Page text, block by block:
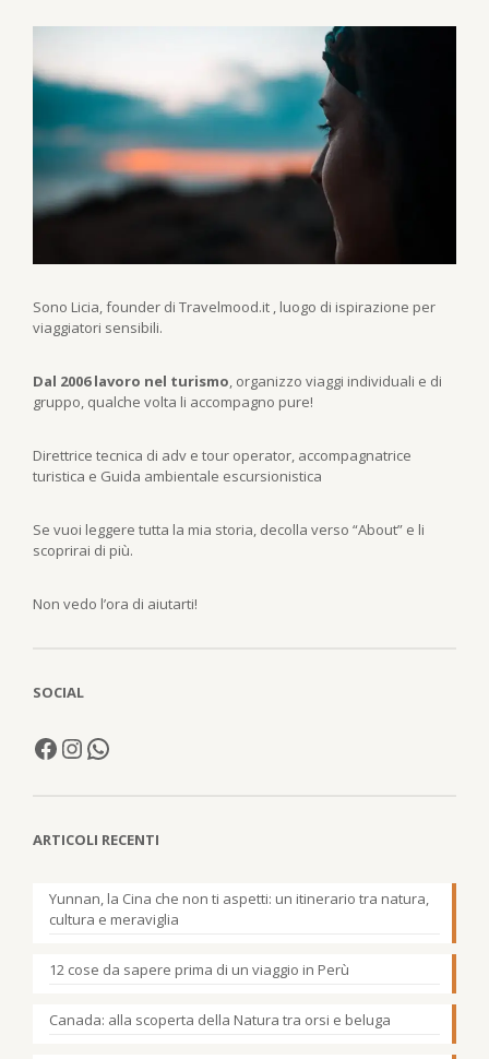
Sono Licia, founder di Travelmood.it , luogo di ispirazione per
viaggiatori sensibili.
Dal 2006 lavoro nel turismo, organizzo viaggi individuali e di
gruppo, qualche volta li accompagno pure!
Direttrice tecnica di adv e tour operator, accompagnatrice
turistica e Guida ambientale escursionistica
Se vuoi leggere tutta la mia storia, decolla verso “About” e li
scoprirai di più.
Non vedo l’ora di aiutarti!
SOCIAL
ARTICOLI RECENTI
Yunnan, la Cina che non ti aspetti: un itinerario tra natura,
cultura e meraviglia
12 cose da sapere prima di un viaggio in Perù
Canada: alla scoperta della Natura tra orsi e beluga